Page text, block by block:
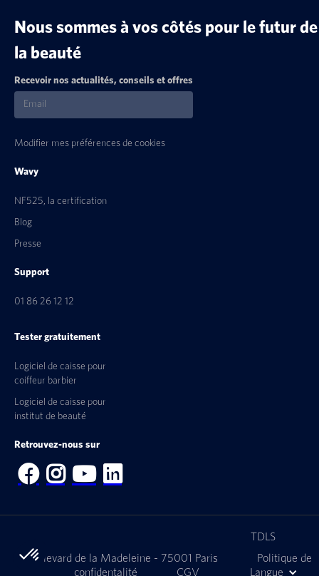
Nous sommes à vos côtés pour le futur de
la beauté
Recevoir nos actualités, conseils et offres
Modifier mes préférences de cookies
Wavy
NF525, la certification
Blog
Presse
Support
01 86 26 12 12
Tester gratuitement
Logiciel de caisse pour
coiffeur barbier
Logiciel de caisse pour
institut de beauté
Retrouvez-nous sur
   
TDLS
9 Boulevard de la Madeleine - 75001 Paris
Politique de
confidentalité
CGV Langue